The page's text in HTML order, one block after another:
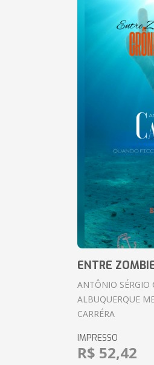
ENTRE
ANTÔNIO SÉRGIO
ALBUQUERQUE
CARRÉRA
IMPRESSO
R$ 52,42